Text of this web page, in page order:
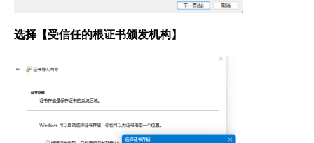
选择【受信任的根证书颁发机构】